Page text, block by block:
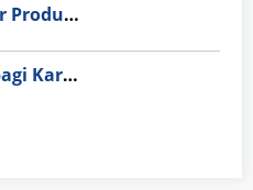
Rata-Rata Gaji Operator Produksi Jabodetabek 2025: Bedah Tuntas UMK, Lemburan, dan Realita Hidup Buruh
Cara Menghitung THR bagi Karyawan Kontrak: Panduan Lengkap Biar Nggak Kena Prank Perusahaan